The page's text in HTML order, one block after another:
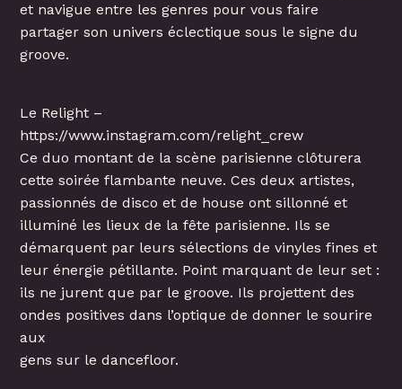
et navigue entre les genres pour vous faire
partager son univers éclectique sous le signe du
groove.
Le Relight –
https://www.instagram.com/relight_crew
Ce duo montant de la scène parisienne clôturera
cette soirée flambante neuve. Ces deux artistes,
passionnés de disco et de house ont sillonné et
illuminé les lieux de la fête parisienne. Ils se
démarquent par leurs sélections de vinyles fines et
leur énergie pétillante. Point marquant de leur set :
ils ne jurent que par le groove. Ils projettent des
ondes positives dans l’optique de donner le sourire
aux
gens sur le dancefloor.